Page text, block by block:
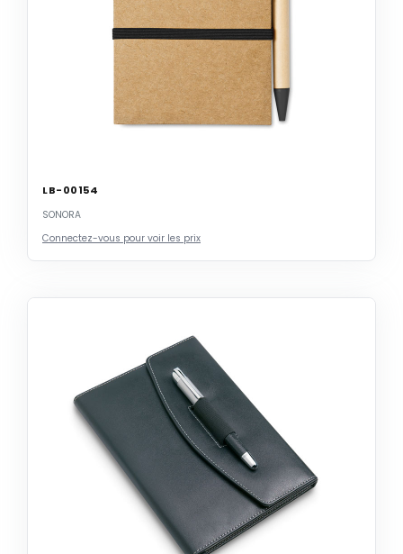
LB-00154
SONORA
Connectez-vous pour voir les prix